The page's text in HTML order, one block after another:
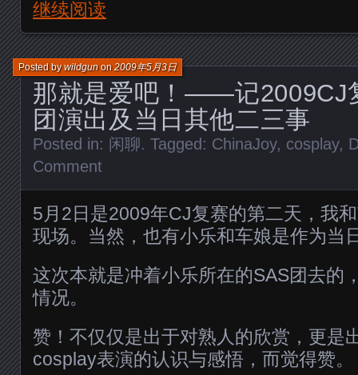
继续阅读
那就是爱吧！——记2009CJ
团演出及当日其他二三事
Posted bywildgunon2009年5月3日
Posted in: 闲聊. Tagged: ChinaJoy, cosplay,
Comment
5月2日是2009年CJ复赛的第二天，我
现场。当然，也有小乐和车娘是作为当
这次本就是冲着小乐所在的SAS团去的
情况。
赞！不仅仅是出于对熟人的欣赏，更是
cosplay表演的认识与感悟，而觉得赞。